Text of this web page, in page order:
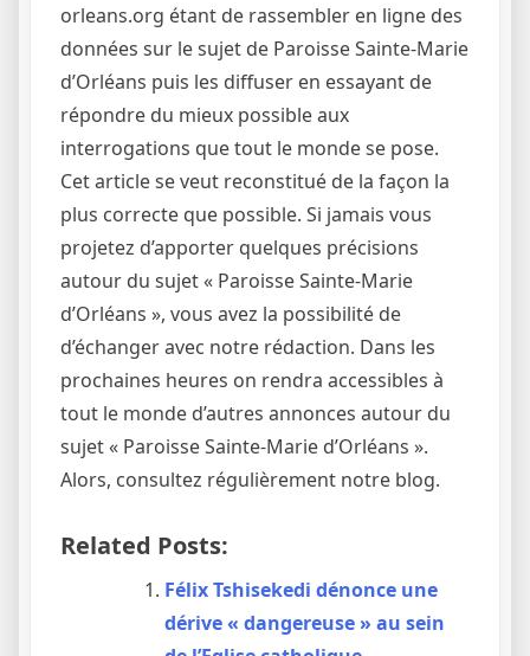
orleans.org étant de rassembler en ligne des
données sur le sujet de Paroisse Sainte-Marie
d’Orléans puis les diffuser en essayant de
répondre du mieux possible aux
interrogations que tout le monde se pose.
Cet article se veut reconstitué de la façon la
plus correcte que possible. Si jamais vous
projetez d’apporter quelques précisions
autour du sujet « Paroisse Sainte-Marie
d’Orléans », vous avez la possibilité de
d’échanger avec notre rédaction. Dans les
prochaines heures on rendra accessibles à
tout le monde d’autres annonces autour du
sujet « Paroisse Sainte-Marie d’Orléans ».
Alors, consultez régulièrement notre blog.
Related Posts:
Félix Tshisekedi dénonce une
dérive « dangereuse » au sein